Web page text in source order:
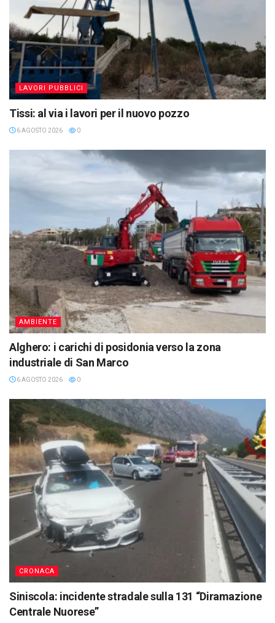
LAVORI PUBBLICI
Tissi: al via i lavori per il nuovo pozzo
6 AGOSTO 2026 0
AMBIENTE
Alghero: i carichi di posidonia verso la zona
industriale di San Marco
6 AGOSTO 2026 0
CRONACA
Siniscola: incidente stradale sulla 131 “Diramazione
Centrale Nuorese”